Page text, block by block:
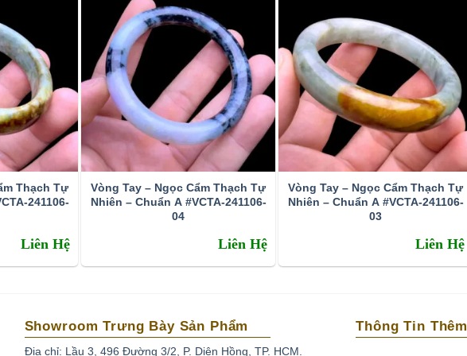
được gọi là thạch anh tóc vàng hoa thị
thường lượng này tìm thấy ở các mỏ khoáng sản ở tỉnh
tại VN đá còn kéo mây và tạm chất bên trong còn
thạch anh tóc xuất hiện nhiều tại VN chủ yếu là đá nhập
công
Thạch Tự
241106-
Liên Hệ
Vòng Tay – Ngọc Cẩm Thạch Tự
Nhiên – Chuẩn A #VCTA-241106-
04
Liên Hệ
Vòng Tay – Ngọc Cẩm Thạch Tự
Nhiên – Chuẩn A #VCTA-241106-
03
Liên Hệ
Showroom Trưng Bày Sản Phẩm
Địa chỉ: Lầu 3, 496 Đường 3/2, P. Diên Hồng, TP. HCM.
Thông Tin Thêm